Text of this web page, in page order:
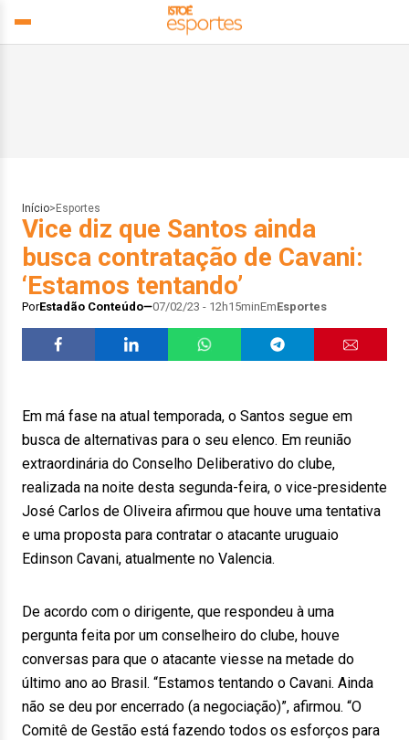
Início> Esportes
Vice diz que Santos ainda
busca contratação de Cavani:
‘Estamos tentando’
PorEstadão Conteúdo 07/02/23 - 12h15minEmEsportes
Em má fase na atual temporada, o Santos segue em
busca de alternativas para o seu elenco. Em reunião
extraordinária do Conselho Deliberativo do clube,
realizada na noite desta segunda-feira, o vice-presidente
José Carlos de Oliveira afirmou que houve uma tentativa
e uma proposta para contratar o atacante uruguaio
Edinson Cavani, atualmente no Valencia.
De acordo com o dirigente, que respondeu à uma
pergunta feita por um conselheiro do clube, houve
conversas para que o atacante viesse na metade do
último ano ao Brasil. “Estamos tentando o Cavani. Ainda
não se deu por encerrado (a negociação)”, afirmou. “O
Comitê de Gestão está fazendo todos os esforços para